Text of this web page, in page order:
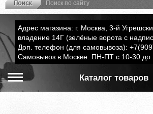
Адрес магазина: г. Москва, 3-й
владение 14Г (зелёные ворота с
Доп. телефон (для самовывоза):
Самовывоз в Москве: ПН-ПТ с 10-30 до
Каталог товаров